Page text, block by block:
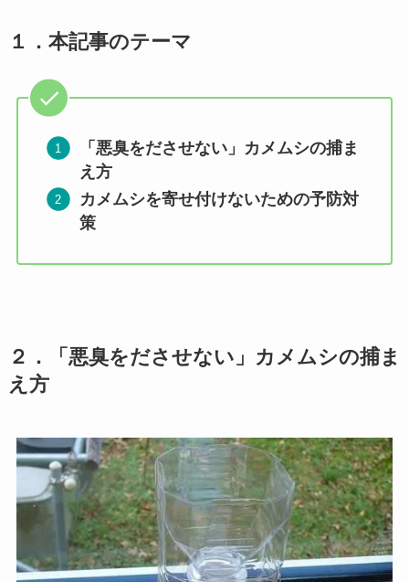
１． 本記事のテーマ
「悪臭をださせない」カメムシの捕ま
え方
カメムシを寄せ付けないための予防対
策
２ ．「悪臭をださせない」カメムシの捕ま
え方